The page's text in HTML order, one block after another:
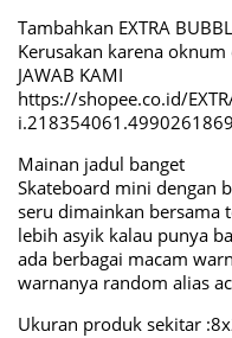
Tambahkan EXTRA
Kerusakan karena oknum
JAWAB KAMI
https://shopee.co.id/
Mainan jadul banget
Skateboard mini dengan
seru dimainkan bersama
lebih asyik kalau punya
ada berbagai macam
warnanya random alias
Ukuran produk sekitar